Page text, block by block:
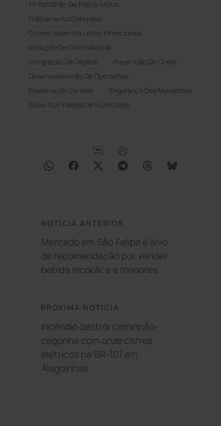
17º Batalhão De Polícia Militar
Policiamento Ostensivo
Crimes Violentos Letais Intencionais
Redução De Criminalidade
Integração De Órgãos
Prevenção De Crime
Desenvolvimento De Operações
Preservação Da Vida
Segurança Dos Moradores
Baixa Nos Índices De Homicídios
NOTÍCIA ANTERIOR
Mercado em São Felipe é alvo
de recomendação por vender
bebida alcoólica a menores
PRÓXIMA NOTÍCIA
Incêndio destrói caminhão-
cegonha com onze carros
elétricos na BR-101 em
Alagoinhas